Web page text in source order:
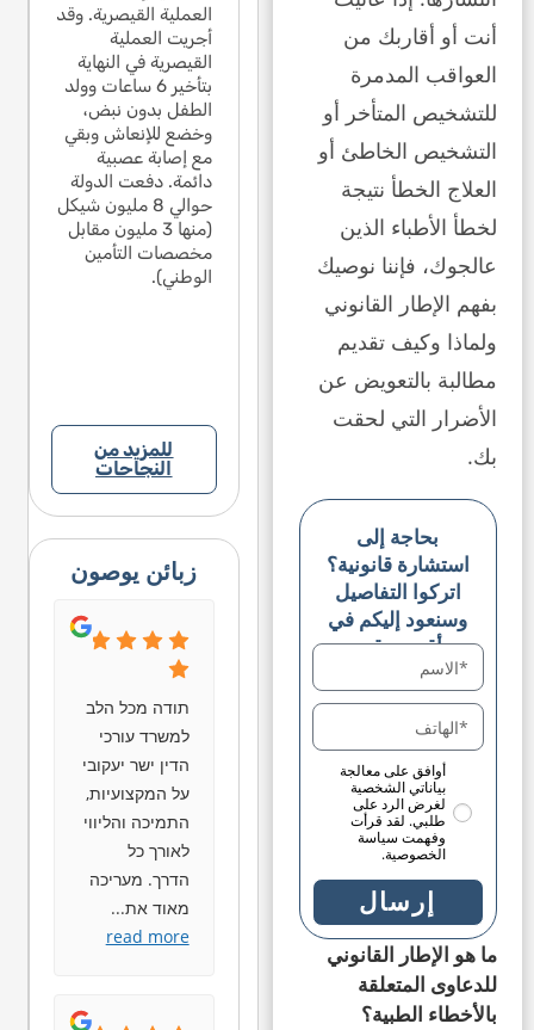
أنت أو أقاربك من
العواقب المدمرة
للتشخيص المتأخر أو
التشخيص الخاطئ أو
العلاج الخطأ نتيجة
لخطأ الأطباء الذين
عالجوك، فإننا نوصيك
بفهم الإطار القانوني
ولماذا وكيف تقديم
مطالبة بالتعويض عن
الأضرار التي لحقت
بك.
بحاجة إلى
استشارة قانونية؟
اتركوا التفاصيل
وسنعود إليكم في
أقرب وقت
أوافق على معالجة
بياناتي الشخصية
لغرض الرد على
طلبي. لقد قرأت
وفهمت سياسة
الخصوصية.
إرسال
ما هو الإطار القانوني
للدعاوى المتعلقة
بالأخطاء الطبية؟
دماغي. في
الوساطة التي
في القضية،
على جملة
في تقرير الخبرة
من المدعى
حيث لا يمكنه
نسبة العجز
عن السقوط.
المدعى عليهم
إشعاراً للطرف
ضد الوالدين
بالسقوط.
إطار التسوية، لم
قبول هذه
العملية القيصرية. وقد
أجريت العملية
الطفل بدون نبض،
وخضع للإنعاش وبقي
مع إصابة عصبية
دائمة. دفعت الدولة
مخصصات التأمين
الوطني).
لم يكن هناك كسر/
نزيف دماغي. في
جلسة الوساطة التي
عقدت في القضية،
ركزت على جملة
واحدة في تقرير الخبرة
المقدم من المدعى
عليهم، حيث لا يمكنه
تحديد نسبة العجز
الناتجة عن السقوط.
قدم المدعى عليهم
أيضاً إشعاراً للطرف
للمزيد من
النجاحات
زبائن يوصون
תודה מכל הלב
למשרד עורכי
הדין ישר יעקובי
על המקצועיות,
התמיכה והליווי
לאורך כל
הדרך. מעריכה
מאוד את...
read more